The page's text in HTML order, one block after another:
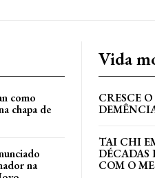
como
chapa de
na
Vida
CRESCE
TAI CHI
DÉCADAS
COM O